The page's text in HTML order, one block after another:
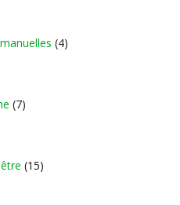
(4)
(7)
(15)